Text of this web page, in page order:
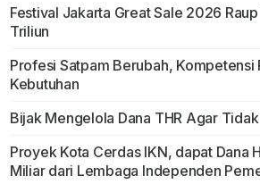
Festival Jakarta Great Sale 2026
Triliun
Profesi Satpam Berubah, Kompetensi
Kebutuhan
Bijak Mengelola Dana THR Agar
Proyek Kota Cerdas IKN, dapat Dana
Miliar dari Lembaga Independen